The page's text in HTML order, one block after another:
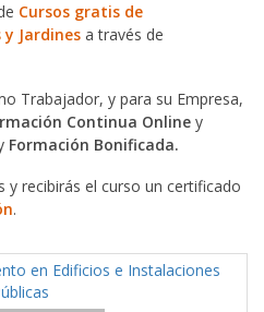
Cursos gratis de
Jardines a través de
Trabajador, y para su Empresa,
Continua Online y
Formación Bonificada.
y recibirás el curso un certificado
.